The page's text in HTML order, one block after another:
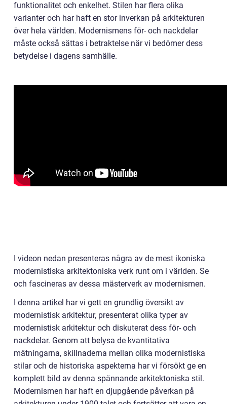
funktionalitet och enkelhet. Stilen har flera olika
varianter och har haft en stor inverkan på arkitekturen
över hela världen. Modernismens för- och nackdelar
måste också sättas i betraktelse när vi bedömer dess
betydelse i dagens samhälle.
I videon nedan presenteras några av de mest ikoniska
modernistiska arkitektoniska verk runt om i världen. Se
och fascineras av dessa mästerverk av modernismen.
I denna artikel har vi gett en grundlig översikt av
modernistisk arkitektur, presenterat olika typer av
modernistisk arkitektur och diskuterat dess för- och
nackdelar. Genom att belysa de kvantitativa
mätningarna, skillnaderna mellan olika modernistiska
stilar och de historiska aspekterna har vi försökt ge en
komplett bild av denna spännande arkitektoniska stil.
Modernismen har haft en djupgående påverkan på